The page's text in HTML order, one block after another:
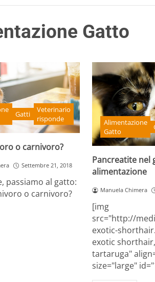
Gatto
Gatti
Veterinario
risponde
o carnivoro?
Settembre 21, 2018
passiamo al gatto:
o carnivoro?
Alimentazione
Gatto
Pancreatite nel
alimentazione
Manuela Chimera
[img
src="http://
exotic-
exotic
tartaruga"
size="large"